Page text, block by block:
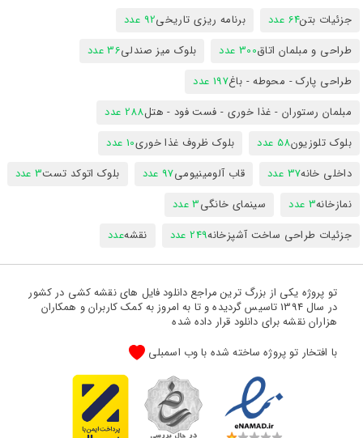
جزئیات بتن64 عدد برنامه ریزی تاریخی92 عدد
طراحی و مبلمان اتاق300 عدد بلوک میز صندلی36 عدد
طراحی پارک - محوطه - باغ197 عدد
مبلمان رستوران - غذا خوری - فست فود - هتل288 عدد
بلوک تلوزیون58 عدد بلوک ظروف غذا خوری10 عدد
داخلی خانه37 عدد قاب آلومینیومی97 عدد بلوک اتوکد تست3 عدد
نمازخانه3 عدد سینمای خانگی3 عدد
جزئیات طراحی ساخت آشپزخانه249 عدد نقشهعدد
تو پروژه یکی از بزرگ ترین مراجع دانلود فایل های نقشه کشی در کشور
در سال 1394 تاسیس گردیده و تا به امروز به کمک کاربران و همکاران
هزاران نقشه برای دانلود قرار داده شده
با افتخار تو پروژه ساخته شده با وب اسمبلی